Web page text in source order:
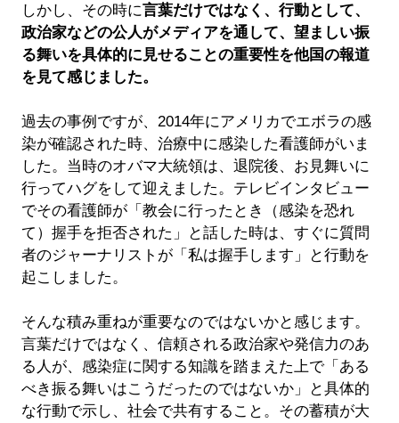
しかし、その時に言葉だけではなく、行動として、
政治家などの公人がメディアを通して、望ましい振
る舞いを具体的に見せることの重要性を他国の報道
を見て感じました。
過去の事例ですが、2014年にアメリカでエボラの感
染が確認された時、治療中に感染した看護師がいま
した。当時のオバマ大統領は、退院後、お見舞いに
行ってハグをして迎えました。テレビインタビュー
でその看護師が「教会に行ったとき（感染を恐れ
て）握手を拒否された」と話した時は、すぐに質問
者のジャーナリストが「私は握手します」と行動を
起こしました。
そんな積み重ねが重要なのではないかと感じます。
言葉だけではなく、信頼される政治家や発信力のあ
る人が、感染症に関する知識を踏まえた上で「ある
べき振る舞いはこうだったのではないか」と具体的
な行動で示し、社会で共有すること。その蓄積が大